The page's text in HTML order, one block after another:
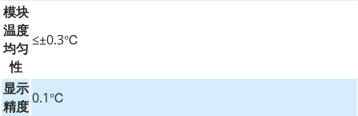
模块
温度
均匀
性
≤±0.3℃
显示
精度 0.1℃